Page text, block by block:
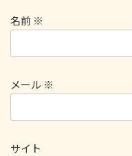
名前 ※
メール ※
サイト